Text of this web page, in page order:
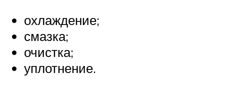
охлаждение;
смазка;
очистка;
уплотнение.